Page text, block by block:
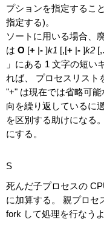
プションを指定するこ
指定する)。
ソートに用いる場合、
は O [+ |- ]k1 [,[+ |- ]k2
」にある 1 文字の短い
れば、 プロセスリスト
"+" は現在では省略可
向を繰り返しているに
を区別する助けになる
にする。
S
死んだ子プロセスの
に加算する。 親プロセ
fork して処理を行なう